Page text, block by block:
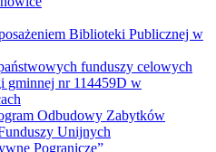
Biblioteki Publicznej w
funduszy celowych
gminnej nr 114459D w
Odbudowy Zabytków
Unijnych
Pogranicze”